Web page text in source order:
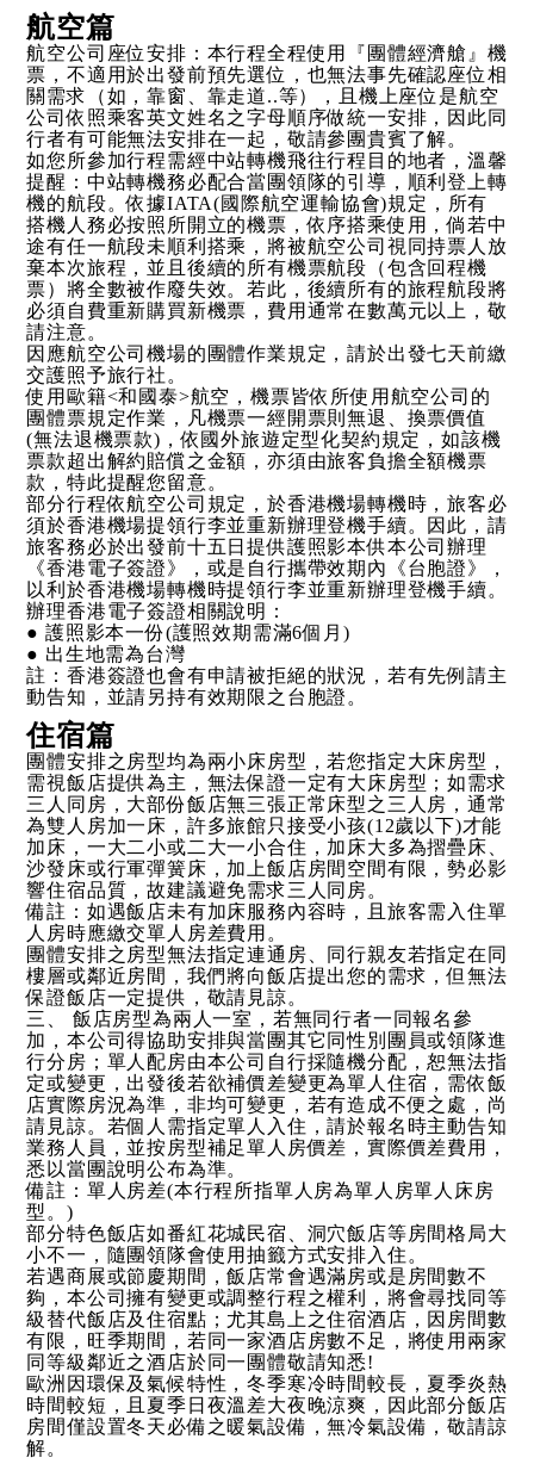
航空篇
航空公司座位安排：本行程全程使用『團體經濟艙』機
票，不適用於出發前預先選位，也無法事先確認座位相
關需求（如，靠窗、靠走道..等），且機上座位是航空
公司依照乘客英文姓名之字母順序做統一安排，因此同
行者有可能無法安排在一起，敬請參團貴賓了解。
如您所參加行程需經中站轉機飛往行程目的地者，溫馨
提醒：中站轉機務必配合當團領隊的引導，順利登上轉
機的航段。依據IATA(國際航空運輸協會)規定，所有
搭機人務必按照所開立的機票，依序搭乘使用，倘若中
途有任一航段未順利搭乘，將被航空公司視同持票人放
棄本次旅程，並且後續的所有機票航段（包含回程機
票）將全數被作廢失效。若此，後續所有的旅程航段將
必須自費重新購買新機票，費用通常在數萬元以上，敬
請注意。
因應航空公司機場的團體作業規定，請於出發七天前繳
交護照予旅行社。
使用歐籍<和國泰>航空，機票皆依所使用航空公司的
團體票規定作業，凡機票一經開票則無退、換票價值
(無法退機票款)，依國外旅遊定型化契約規定，如該機
票款超出解約賠償之金額，亦須由旅客負擔全額機票
款，特此提醒您留意。
部分行程依航空公司規定，於香港機場轉機時，旅客必
須於香港機場提領行李並重新辦理登機手續。因此，請
旅客務必於出發前十五日提供護照影本供本公司辦理
《香港電子簽證》，或是自行攜帶效期內《台胞證》，
以利於香港機場轉機時提領行李並重新辦理登機手續。
辦理香港電子簽證相關說明：
● 護照影本一份(護照效期需滿6個月)
● 出生地需為台灣
註：香港簽證也會有申請被拒絕的狀況，若有先例請主
動告知，並請另持有效期限之台胞證。
住宿篇
團體安排之房型均為兩小床房型，若您指定大床房型，
需視飯店提供為主，無法保證一定有大床房型；如需求
三人同房，大部份飯店無三張正常床型之三人房，通常
為雙人房加一床，許多旅館只接受小孩(12歲以下)才能
加床，一大二小或二大一小合住，加床大多為摺疊床、
沙發床或行軍彈簧床，加上飯店房間空間有限，勢必影
響住宿品質，故建議避免需求三人同房。
備註：如遇飯店未有加床服務內容時，且旅客需入住單
人房時應繳交單人房差費用。
團體安排之房型無法指定連通房、同行親友若指定在同
樓層或鄰近房間，我們將向飯店提出您的需求，但無法
保證飯店一定提供，敬請見諒。
三、 飯店房型為兩人一室，若無同行者一同報名參
加，本公司得協助安排與當團其它同性別團員或領隊進
行分房；單人配房由本公司自行採隨機分配，恕無法指
定或變更，出發後若欲補價差變更為單人住宿，需依飯
店實際房況為準，非均可變更，若有造成不便之處，尚
請見諒。若個人需指定單人入住，請於報名時主動告知
業務人員，並按房型補足單人房價差，實際價差費用，
悉以當團說明公布為準。
備註：單人房差(本行程所指單人房為單人房單人床房
型。)
部分特色飯店如番紅花城民宿、洞穴飯店等房間格局大
小不一，隨團領隊會使用抽籤方式安排入住。
若遇商展或節慶期間，飯店常會遇滿房或是房間數不
夠，本公司擁有變更或調整行程之權利，將會尋找同等
級替代飯店及住宿點；尤其島上之住宿酒店，因房間數
有限，旺季期間，若同一家酒店房數不足，將使用兩家
同等級鄰近之酒店於同一團體敬請知悉!
歐洲因環保及氣候特性，冬季寒冷時間較長，夏季炎熱
時間較短，且夏季日夜溫差大夜晚涼爽，因此部分飯店
房間僅設置冬天必備之暖氣設備，無冷氣設備，敬請諒
解。